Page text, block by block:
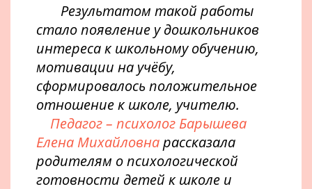
Результатом такой работы
стало появление у дошкольников
интереса к школьному обучению,
мотивации на учёбу,
сформировалось положительное
отношение к школе, учителю.
Педагог – психолог Барышева
Елена Михайловнарассказала
родителям о психологической
готовности детей к школе и